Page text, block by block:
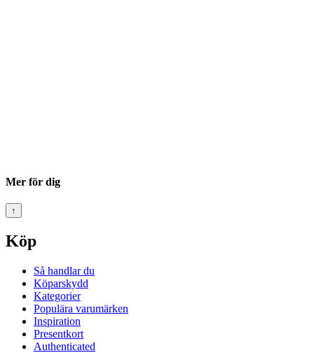
Mer för dig
↑
Köp
Så handlar du
Köparskydd
Kategorier
Populära varumärken
Inspiration
Presentkort
Authenticated